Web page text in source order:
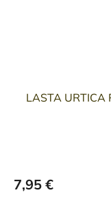
LASTA URTICA
7,95 €